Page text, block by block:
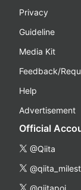
Privacy
Guideline
Media Kit
Feedback/
Help
Advertisement
Official
@Qiita
@qiitapoi